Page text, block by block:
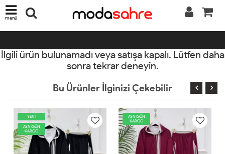
menü
İlgili ürün bulunamadı veya satışa kapalı. Lütfen daha
sonra tekrar deneyin.
Bu Ürünler İlginizi Çekebilir
AYNIGÜN
KARGO
YENİ
AYNIGÜN